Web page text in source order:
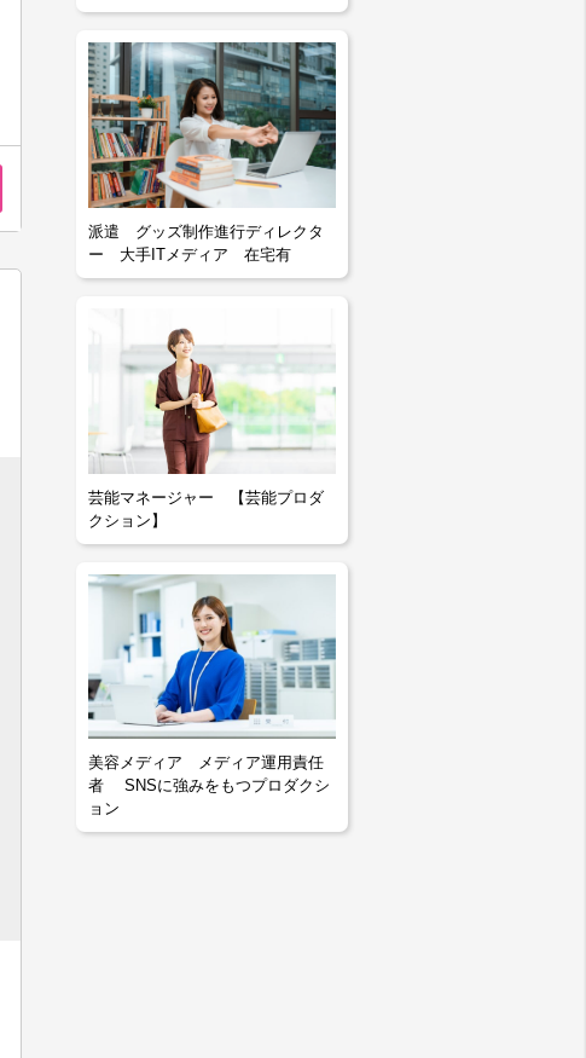
派遣 グッズ制作進行ディレクタ
ー 大手ITメディア 在宅有
芸能マネージャー 【芸能プロダ
クション】
美容メディア メディア運用責任
者 SNSに強みをもつプロダクシ
ョン